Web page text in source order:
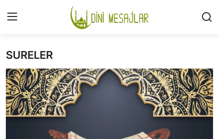
Giriş
İLETİŞİM
GÜNDEM
HAKKIMIZDA
SURELER